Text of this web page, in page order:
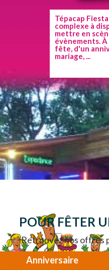
Tépacap
complexe à
mettre en
évènements.
fête, d'un
mariage, ...
POUR FÊTER
Retrouvez nos offres
Anniversaire